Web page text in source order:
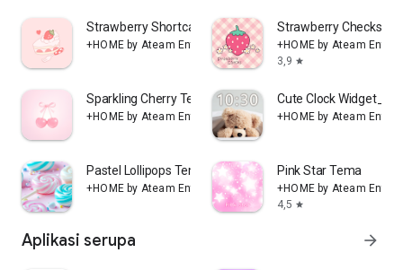
Strawberry Shortcake Tema
+HOME by Ateam Entertainment
Strawberry Checks
+HOME by Ateam
3,9 star
Sparkling Cherry Tema +HOME
+HOME by Ateam Entertainment
Cute Clock
+HOME by Ateam
Pastel Lollipops Tema +HOME
+HOME by Ateam Entertainment
Pink Star Tema
+HOME by Ateam
4,5 star
Aplikasi serupa arrow_forward